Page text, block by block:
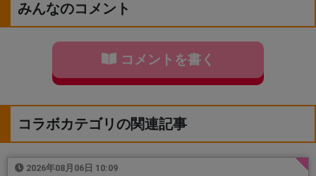
みんなのコメント
コメントを書く
コラボカテゴリの関連記事
2026年08月06日 10:09